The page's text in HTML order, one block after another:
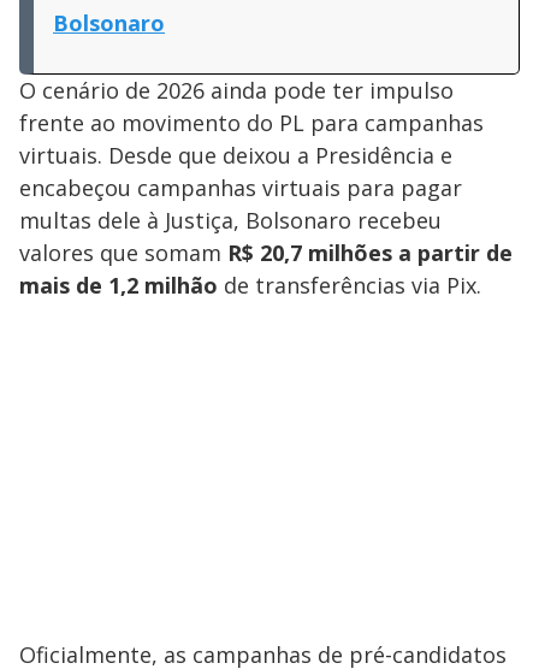
Bolsonaro
O cenário de 2026 ainda pode ter impulso
frente ao movimento do PL para campanhas
virtuais. Desde que deixou a Presidência e
encabeçou campanhas virtuais para pagar
multas dele à Justiça, Bolsonaro recebeu
valores que somam R$ 20,7 milhões a partir de
mais de 1,2 milhão de transferências via Pix.
Oficialmente, as campanhas de pré-candidatos